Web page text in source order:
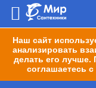
Наш сайт
анализировать
делать его
соглашаетесь